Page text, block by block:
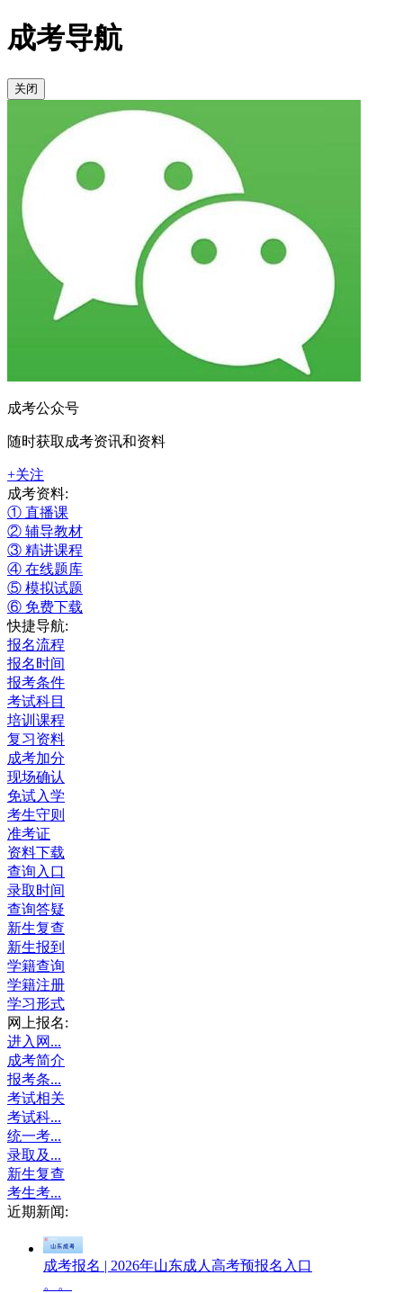
成考导航
关闭
成考公众号
随时获取成考资讯和资料
+关注
成考资料:
① 直播课
② 辅导教材
③ 精讲课程
④ 在线题库
⑤ 模拟试题
⑥ 免费下载
快捷导航:
报名流程
报名时间
报考条件
考试科目
培训课程
复习资料
成考加分
现场确认
免试入学
考生守则
准考证
资料下载
查询入口
录取时间
查询答疑
新生复查
新生报到
学籍查询
学籍注册
学习形式
网上报名:
进入网...
成考简介
报考条...
考试相关
考试科...
统一考...
录取及...
新生复查
考生考...
近期新闻:
成考报名 | 2026年山东成人高考预报名入口
。。